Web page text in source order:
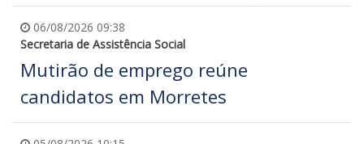
06/08/2026 09:38
Secretaria de Assistência Social
Mutirão de emprego reúne
candidatos em Morretes